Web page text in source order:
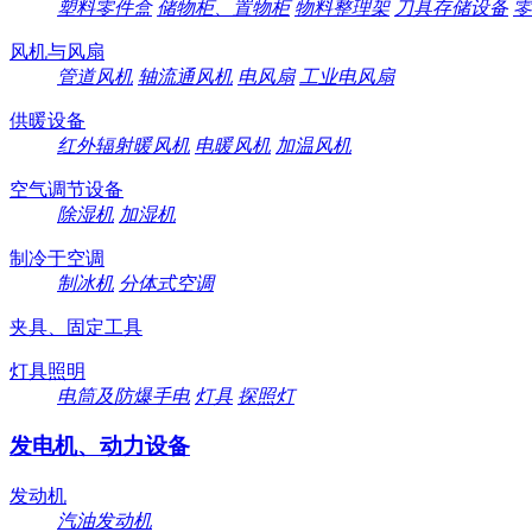
塑料零件盒 储物柜、置物柜 物料整理架 刀具存储设备
风机与风扇
管道风机 轴流通风机 电风扇 工业电风扇
供暖设备
红外辐射暖风机 电暖风机 加温风机
空气调节设备
除湿机 加湿机
制冷于空调
制冰机 分体式空调
夹具、固定工具
灯具照明
电筒及防爆手电 灯具 探照灯
发电机、动力设备
发动机
汽油发动机